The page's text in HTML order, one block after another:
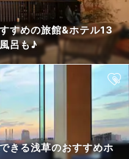
すめの旅館&ホテル13
呂も♪
きる浅草のおすすめホ